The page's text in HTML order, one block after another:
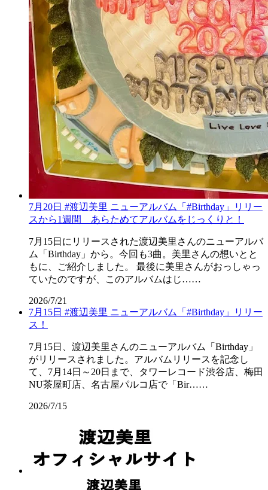
7月20日 #渡辺美里 ニューアルバム「#Birthday」リリー
スから1週間 あらためてアルバムをじっくりと！
7月15日にリリースされた渡辺美里さんのニューアルバ
ム「Birthday」から。今回も3曲。美里さんの想いとと
もに、ご紹介しました。 最後に美里さんがおっしゃっ
ていたのですが、このアルバムはじ……
2026/7/21
7月15日 #渡辺美里 ニューアルバム「#Birthday」リリー
ス！
7月15日、渡辺美里さんのニューアルバム「Birthday」
がリリースされました。アルバムリリースを記念し
て、7月14日～20日まで、タワーレコード渋谷店、梅田
NU茶屋町店、名古屋パルコ店で「Bir……
2026/7/15